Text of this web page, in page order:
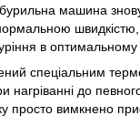
машина
швидкістю,
в оптимальному
спеціальним
нагріванні до
просто вимкнено